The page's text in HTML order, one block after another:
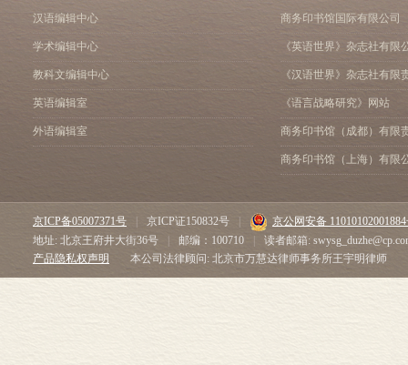
汉语编辑中心
学术编辑中心
教科文编辑中心
英语编辑室
外语编辑室
商务印书馆国际有限公司
《英语世界》杂志社有限
《汉语世界》杂志社有限
《语言战略研究》网站
商务印书馆（成都）有限
商务印书馆（上海）有限
京ICP备05007371号 京ICP证150832号
京公网安备
地址: 北京王府井大街36号
邮编：100710
读者邮箱:
产品隐私权声明
本公司法律顾问: 北京市万慧达律师事务所王宇明律师